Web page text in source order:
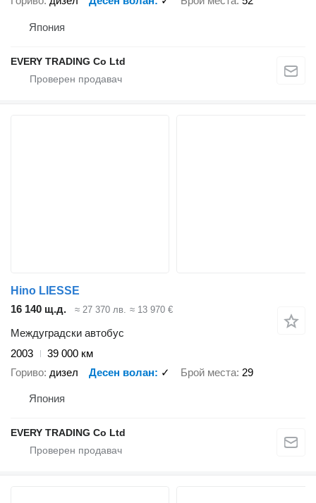
Япония
EVERY TRADING Co Ltd
Hino LIESSE
16 140 щ.д.
≈ 27 370 лв. ≈ 13 970 €
Междуградски автобус
2003
39 000 км
Гориво дизел Десен волан ✓ Брой места 29
Япония
EVERY TRADING Co Ltd